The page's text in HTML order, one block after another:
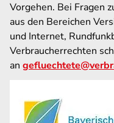
Vorgehen. Bei Fragen
aus den Bereichen
und Internet,
Verbraucherrechten
an